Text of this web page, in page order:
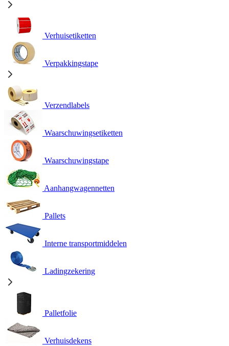
Verhuisetiketten
Verpakkingstape
Verzendlabels
Waarschuwingsetiketten
Waarschuwingstape
Aanhangwagennetten
Pallets
Interne transportmiddelen
Ladingzekering
Palletfolie
Verhuisdekens